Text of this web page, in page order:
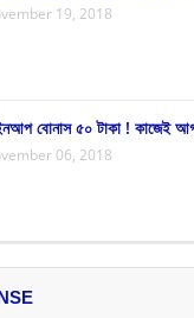
19, 2018
বোনাস ৫০ টাকা ! কাজেই
06, 2018